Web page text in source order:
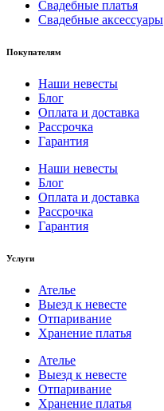
Свадебные платья
Свадебные аксессуары
Покупателям
Наши невесты
Блог
Оплата и доставка
Рассрочка
Гарантия
Наши невесты
Блог
Оплата и доставка
Рассрочка
Гарантия
Услуги
Ателье
Выезд к невесте
Отпаривание
Хранение платья
Ателье
Выезд к невесте
Отпаривание
Хранение платья